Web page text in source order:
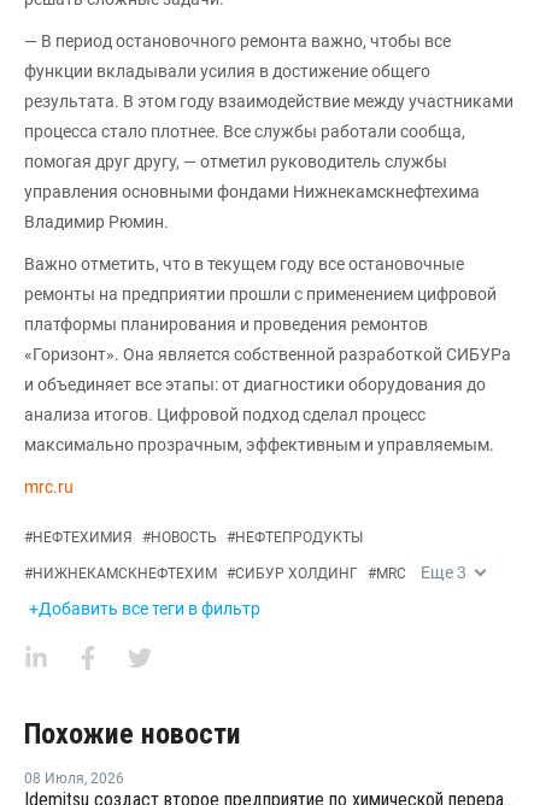
— В период остановочного ремонта важно, чтобы все
функции вкладывали усилия в достижение общего
результата. В этом году взаимодействие между участниками
процесса стало плотнее. Все службы работали сообща,
помогая друг другу, — отметил руководитель службы
управления основными фондами Нижнекамскнефтехима
Владимир Рюмин.
Важно отметить, что в текущем году все остановочные
ремонты на предприятии прошли с применением цифровой
платформы планирования и проведения ремонтов
«Горизонт». Она является собственной разработкой СИБУРа
и объединяет все этапы: от диагностики оборудования до
анализа итогов. Цифровой подход сделал процесс
максимально прозрачным, эффективным и управляемым.
mrc.ru
#НЕФТЕХИМИЯ #НОВОСТЬ #НЕФТЕПРОДУКТЫ
#НИЖНЕКАМСКНЕФТЕХИМ #СИБУР ХОЛДИНГ #MRC Еще3
+Добавить все теги в фильтр
Похожие новости
08 Июля, 2026
Idemitsu создаст второе предприятие по химической переработке отходов в Японии